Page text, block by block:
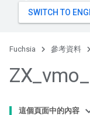
Fuchsia 參考資料
ZX_vmo_
這個頁面中的內容